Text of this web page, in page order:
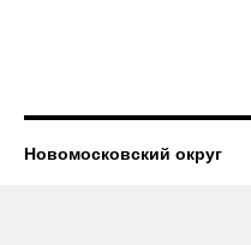
Новомосковский округ